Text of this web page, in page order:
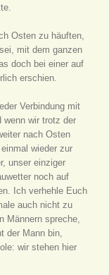
Osten zu häuften,
mit dem ganzen
doch bei einer auf
erschien.
Verbindung mit
wenn wir trotz der
nach Osten
wieder zur
unser einziger
noch auf
Ich verhehle Euch
auch nicht zu
Männern spreche,
der Mann bin,
wir stehen hier